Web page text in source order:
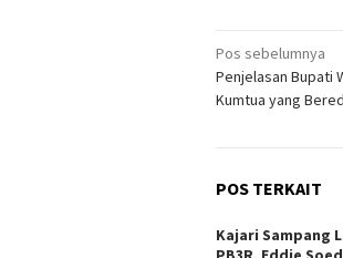
Navigasi
pos
Pos sebelumnya
Penjelasan Bupati
Kumtua yang
POS TERKAIT
Kajari Sampang